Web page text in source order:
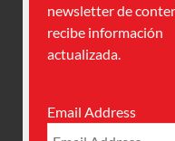
newsletter de
recibe información
actualizada.
Email Address